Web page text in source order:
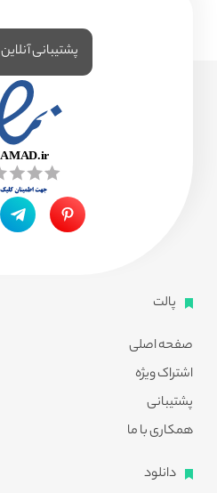
پالت
صفحه اصلی
اشتراک ویژه
پشتیبانی
همکاری با ما
دانلود
پشتیبانی آنلاین